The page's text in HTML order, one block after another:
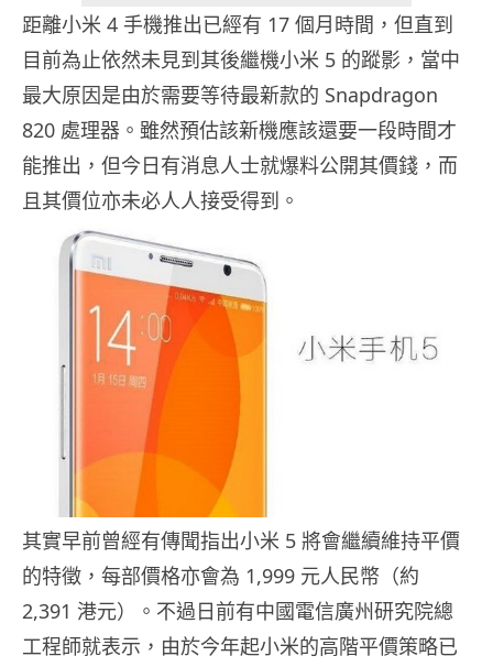
距離小米 4 手機推出已經有 17 個月時間，但直到
目前為止依然未見到其後繼機小米 5 的蹤影，當中
最大原因是由於需要等待最新款的 Snapdragon
820 處理器。雖然預估該新機應該還要一段時間才
能推出，但今日有消息人士就爆料公開其價錢，而
且其價位亦未必人人接受得到。
其實早前曾經有傳聞指出小米 5 將會繼續維持平價
的特徵，每部價格亦會為 1,999 元人民幣（約
2,391 港元）。不過日前有中國電信廣州研究院總
工程師就表示，由於今年起小米的高階平價策略已